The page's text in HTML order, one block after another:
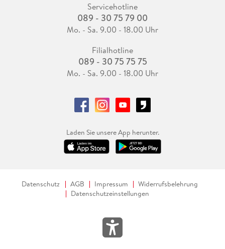
Servicehotline
089 - 30 75 79 00
Mo. - Sa. 9.00 - 18.00 Uhr
Filialhotline
089 - 30 75 75 75
Mo. - Sa. 9.00 - 18.00 Uhr
Laden Sie unsere App herunter.
Datenschutz AGB Impressum
Widerrufsbelehrung
Datenschutzeinstellungen